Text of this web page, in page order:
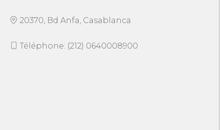
20370, Bd Anfa, Casablanca
Téléphone: (212) 0640008900